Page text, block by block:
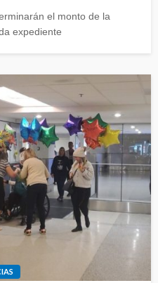
el monto de la
expediente